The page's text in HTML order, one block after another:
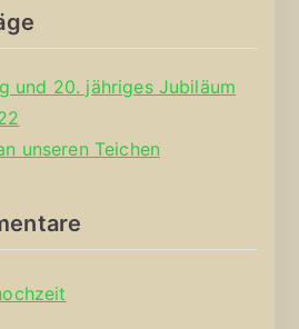
und 20. jähriges Jubiläum
unseren Teichen